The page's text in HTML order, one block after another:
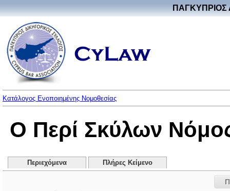
ΠΑΓΚΥΠΡΙΟΣ
Κατάλογος Ενοποιημένης Νομοθεσίας
Ο Περί Σκύλων
Περιεχόμενα Πλήρες Κείμενο